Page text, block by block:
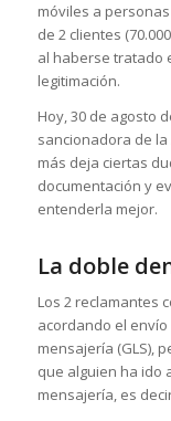
móviles a
de 2 clientes
al haberse tratado
legitimación.
Hoy, 30 de agosto
sancionadora de la
más deja ciertas
documentación y
entenderla mejor.
La doble
Los 2 reclamantes
acordando el
mensajería (GLS),
que alguien ha ido
mensajería, es